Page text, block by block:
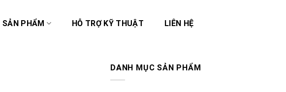
SẢN PHẨM HỖ TRỢ KỸ THUẬT LIÊN HỆ
DANH MỤC SẢN PHẨM